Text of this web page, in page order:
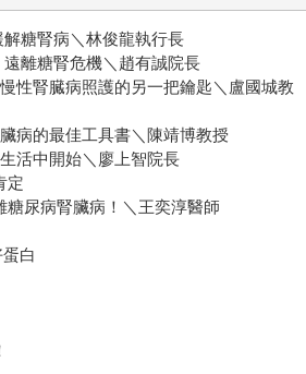
糖腎病＼林俊龍執行長
離糖腎危機＼趙有誠院長
性腎臓病照護的另一把鑰匙＼盧國城教
病的最佳工具書＼陳靖博教授
活中開始＼廖上智院長
定
尿病腎臟病！＼王奕淳醫師
白